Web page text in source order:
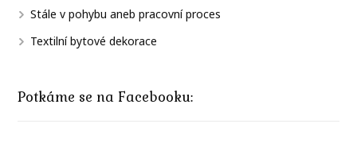
Stále v pohybu aneb pracovní proces
Textilní bytové dekorace
Potkáme se na Facebooku: